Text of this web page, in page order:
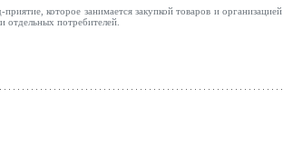
которое занимается закупкой товаров и организацией
отдельных потребителей.